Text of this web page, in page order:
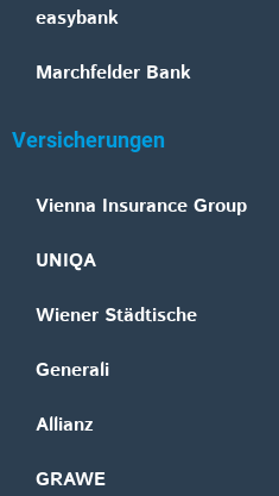
easybank
Marchfelder Bank
Versicherungen
Vienna Insurance Group
UNIQA
Wiener Städtische
Generali
Allianz
GRAWE